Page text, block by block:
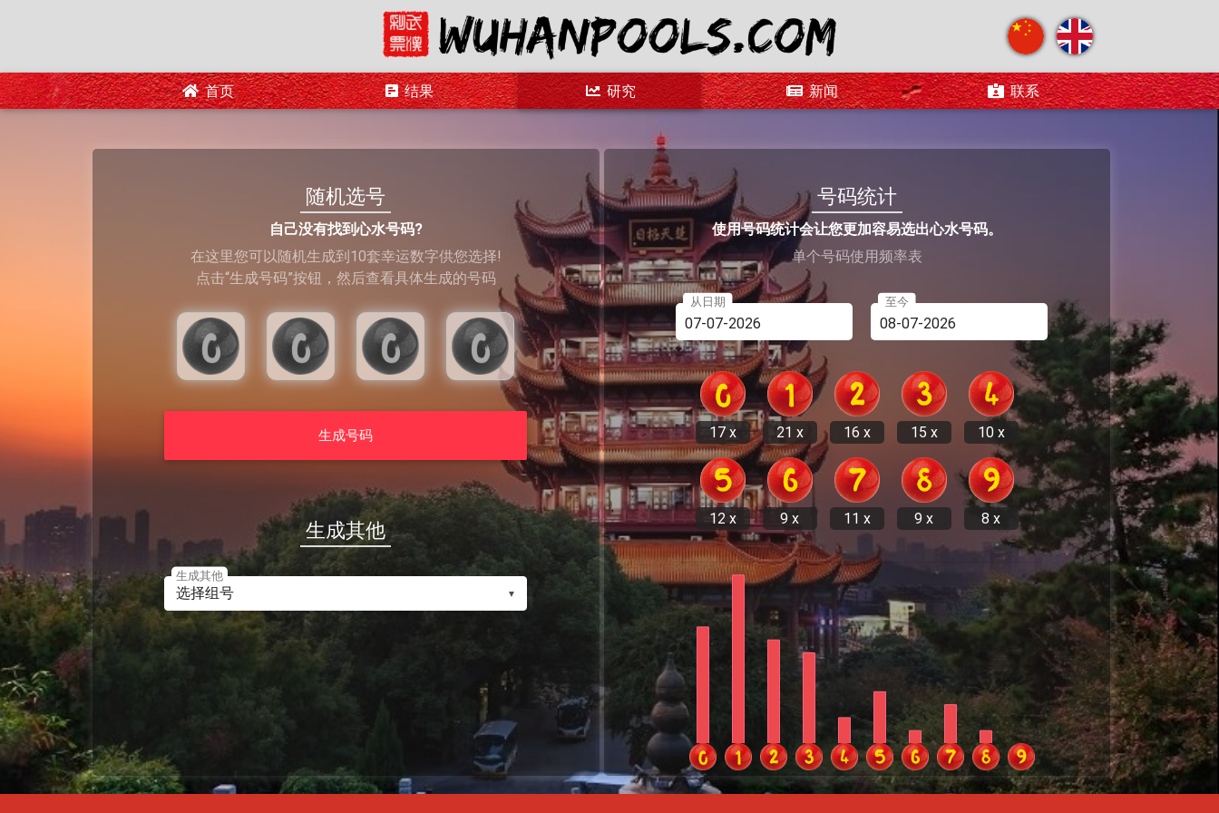
首页 结果 研究 新闻 联系
随机选号
自己没有找到心水号码?
在这里您可以随机生成到10套幸运数字供您选择!
点击“生成号码”按钮，然后查看具体生成的号码
生成号码
生成其他
▼
生成其他
号码统计
使用号码统计会让您更加容易选出心水号码。
单个号码使用频率表
从日期 至今
17 x 21 x 16 x 15 x 10 x
12 x 9 x 11 x 9 x 8 x